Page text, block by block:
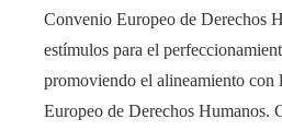
Convenio Europeo de Derechos
estímulos para el
promoviendo el alineamiento con
Europeo de Derechos Humanos.